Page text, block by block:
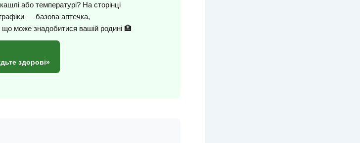
або температурі? На сторінці
— базова аптечка,
що може знадобитися вашій родині 🏥
здорові»